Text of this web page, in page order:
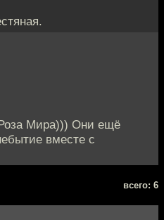
Мира))) Они ещё
вместе с
всего: 6